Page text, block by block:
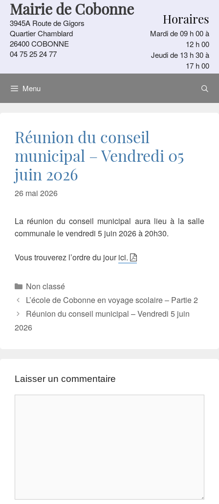
Aller
contenu
Mairie de Cobonne
3945A Route de Gigors
Quartier Chamblard
26400 COBONNE
04 75 25 24 77
Horaires
Mardi de 09 h 00 à
12 h 00
Jeudi de 13 h 30 à
17 h 00
Menu
Réunion du conseil
municipal – Vendredi 05
juin 2026
26 mai 2026
La réunion du conseil municipal aura lieu à la salle
communale le vendredi 5 juin 2026 à 20h30.
Vous trouverez l’ordre du jourici.
Catégories
Non classé
L’école de Cobonne en voyage scolaire – Partie 2
Réunion du conseil municipal – Vendredi 5 juin
2026
Laisser un commentaire